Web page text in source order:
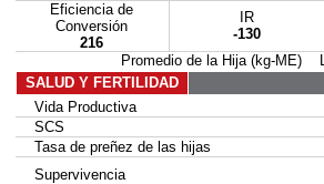
Eficiencia de
Conversión
216
IR
-130
Promedio de la Hija (kg-ME)
SALUD Y FERTILIDAD
Vida Productiva
SCS
Tasa de preñez de las hijas
Supervivencia